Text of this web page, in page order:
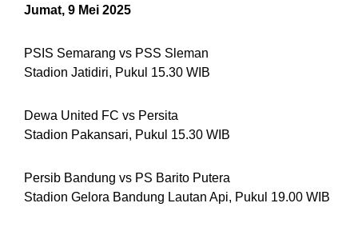
Jumat, 9 Mei 2025
PSIS Semarang vs PSS Sleman
Stadion Jatidiri, Pukul 15.30 WIB
Dewa United FC vs Persita
Stadion Pakansari, Pukul 15.30 WIB
Persib Bandung vs PS Barito Putera
Stadion Gelora Bandung Lautan Api, Pukul 19.00 WIB